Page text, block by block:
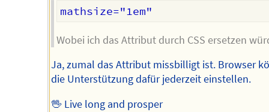
Wobei ich das Attribut durch CSS ersetzen
Ja, zumal das Attribut missbilligt ist. Browser
die Unterstützung dafür jederzeit einstellen.
🖖 Live long and prosper